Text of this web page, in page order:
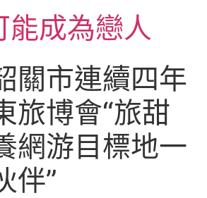
能成為戀人
關市連續四年
旅博會“旅甜
網游目標地一
伴”